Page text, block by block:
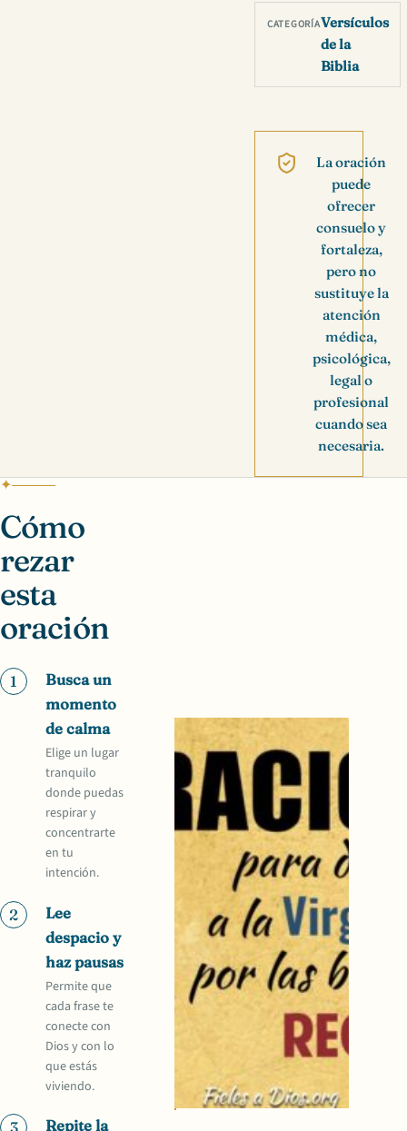
CATEGORÍAVersículos
de la
Biblia
La oración
puede
ofrecer
consuelo y
fortaleza,
pero no
sustituye la
atención
médica,
psicológica,
legal o
profesional
cuando sea
necesaria.
Cómo
rezar
esta
oración
1
Busca un
momento
de calma
Elige un lugar
tranquilo
donde puedas
respirar y
concentrarte
en tu
intención.
2
Lee
despacio y
haz pausas
Permite que
cada frase te
conecte con
Dios y con lo
que estás
viviendo.
Repite la